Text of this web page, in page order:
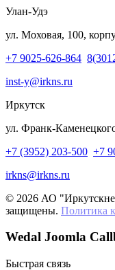
Улан-Удэ
ул. Моховая, 100,
+7 9025-626-864
inst-y@irkns.ru
Иркутск
ул. Франк-
+7 (3952) 203-500 +7
irkns@irkns.ru
© 2026 АО
защищены. Политика
Wedal Joomla
Быстрая связь